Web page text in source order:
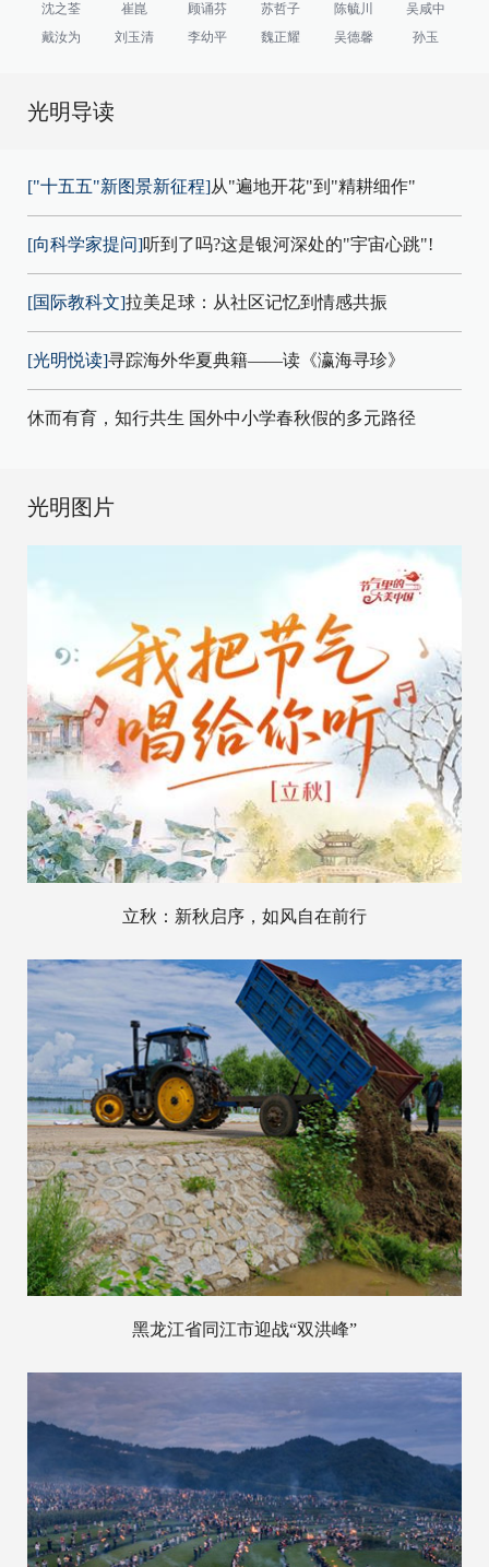
沈之荃 崔崑 顾诵芬 苏哲子 陈毓川
吴咸中
戴汝为
刘玉清 李幼平 魏正耀 吴德馨 孙玉
光明导读
["十五五"新图景新征程]从"遍地开花"到"精耕细作"
[向科学家提问]听到了吗?这是银河深处的"宇宙心跳"!
[国际教科文]拉美足球：从社区记忆到情感共振
[光明悦读]寻踪海外华夏典籍——读《瀛海寻珍》
休而有育，知行共生 国外中小学春秋假的多元路径
光明图片
立秋：新秋启序，如风自在前行
黑龙江省同江市迎战“双洪峰”